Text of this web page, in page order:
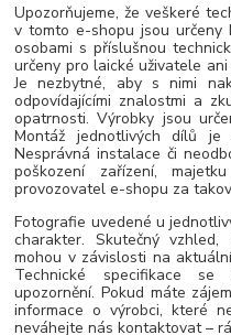
Upozorňujeme, že veškeré
v tomto e-shopu jsou určeny
osobami s příslušnou
určeny pro laické uživatele
Je nezbytné, aby s nimi
odpovídajícími znalostmi a
opatrnosti. Výrobky jsou
Montáž jednotlivých dílů je
Nesprávná instalace či
poškození zařízení,
provozovatel e-shopu za
Fotografie uvedené u
charakter. Skutečný
mohou v závislosti na
Technické specifikace se
upozornění. Pokud máte
informace o výrobci, které
neváhejte nás kontaktovat –